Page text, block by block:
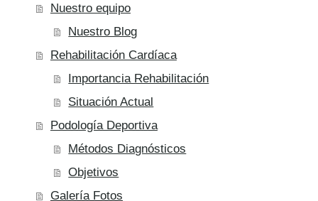
Nuestro equipo
Nuestro Blog
Rehabilitación Cardíaca
Importancia Rehabilitación
Situación Actual
Podología Deportiva
Métodos Diagnósticos
Objetivos
Galería Fotos